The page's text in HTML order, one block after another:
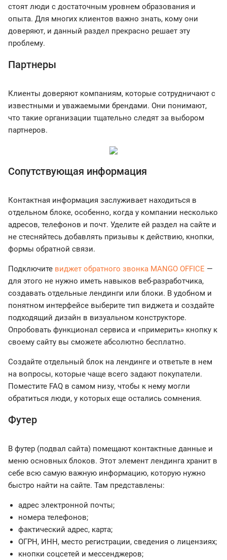
стоят люди с достаточным уровнем образования и
опыта. Для многих клиентов важно знать, кому они
доверяют, и данный раздел прекрасно решает эту
проблему.
Партнеры
Клиенты доверяют компаниям, которые сотрудничают с
известными и уважаемыми брендами. Они понимают,
что такие организации тщательно следят за выбором
партнеров.
Сопутствующая информация
Контактная информация заслуживает находиться в
отдельном блоке, особенно, когда у компании несколько
адресов, телефонов и почт. Уделите ей раздел на сайте и
не стесняйтесь добавлять призывы к действию, кнопки,
формы обратной связи.
Подключите виджет обратного звонка MANGO OFFICE —
для этого не нужно иметь навыков веб-разработчика,
создавать отдельные лендинги или блоки. В удобном и
понятном интерфейсе выберите тип виджета и создайте
подходящий дизайн в визуальном конструкторе.
Опробовать функционал сервиса и «примерить» кнопку к
своему сайту вы сможете абсолютно бесплатно.
Создайте отдельный блок на лендинге и ответьте в нем
на вопросы, которые чаще всего задают покупатели.
Поместите FAQ в самом низу, чтобы к нему могли
обратиться люди, у которых еще остались сомнения.
Футер
В футер (подвал сайта) помещают контактные данные и
меню основных блоков. Этот элемент лендинга хранит в
себе всю самую важную информацию, которую нужно
быстро найти на сайте. Там представлены:
адрес электронной почты;
номера телефонов;
фактический адрес, карта;
ОГРН, ИНН, место регистрации, сведения о лицензиях;
кнопки соцсетей и мессенджеров;